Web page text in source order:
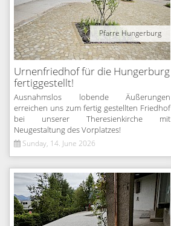
Pfarre Hungerburg
Urnenfriedhof für die Hungerburg
fertiggestellt!
Ausnahmslos lobende Äußerungen
erreichen uns zum fertig gestellten Friedhof
bei unserer Theresienkirche mit
Neugestaltung des Vorplatzes!
Sunday, 14. June 2026